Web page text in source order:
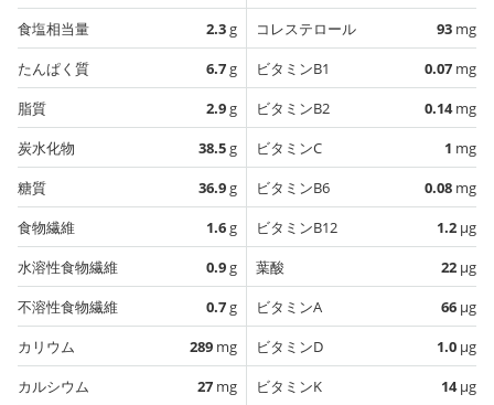
食塩相当量
2.3g
たんぱく質
6.7g
脂質
2.9g
炭水化物
38.5g
糖質
36.9g
食物繊維
1.6g
水溶性食物繊維
0.9g
不溶性食物繊維
0.7g
カリウム
289 mg
カルシウム
27 mg
コレステロール
93 mg
ビタミンB1
0.07 mg
ビタミンB2
0.14mg
ビタミンC
1 mg
ビタミンB6
0.08 mg
ビタミンB12
1.2 µg
葉酸
22 µg
ビタミンA
66 µg
ビタミンD
1.0 µg
ビタミンK
14µg